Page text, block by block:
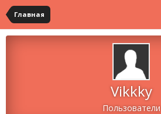
Главная
Vikkky
Пользователи